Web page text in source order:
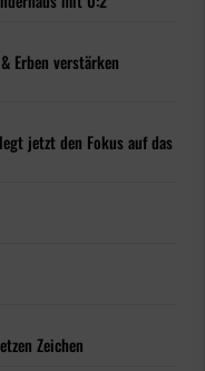
Erben verstärken
jetzt den Fokus auf das
Zeichen